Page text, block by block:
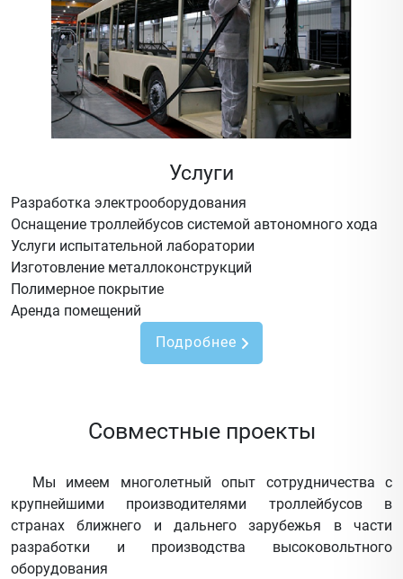
Услуги
Разработка электрооборудования
Оснащение троллейбусов системой автономного хода
Услуги испытательной лаборатории
Изготовление металлоконструкций
Полимерное покрытие
Аренда помещений
Подробнее
Совместные проекты
Мы имеем многолетный опыт сотрудничества с
крупнейшими производителями троллейбусов в
странах ближнего и дальнего зарубежья в части
разработки и производства высоковольтного
оборудования